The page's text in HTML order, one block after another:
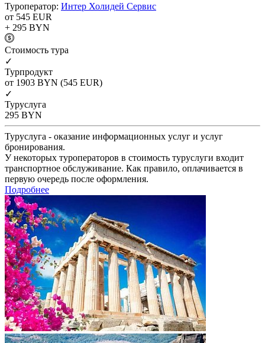
Туроператор: Интер Холидей Сервис
от 545 EUR
+ 295 BYN
Cтоимость тура
✓
Турпродукт
от 1903 BYN (545 EUR)
✓
Туруслуга
295 BYN
Туруслуга - оказание информационных услуг и услуг
бронирования.
У некоторых туроператоров в стоимость туруслуги входит
транспортное обслуживание. Как правило, оплачивается в
первую очередь после оформления.
Подробнее